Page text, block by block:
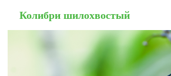
Колибри шилохвостый